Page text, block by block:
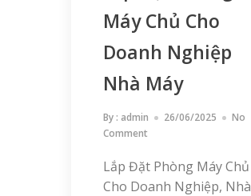
Máy Chủ Cho
Doanh Nghiệp
Nhà Máy
By : admin 26/06/2025
No
Comment
Lắp Đặt Phòng Máy Chủ
Cho Doanh Nghiệp, Nhà